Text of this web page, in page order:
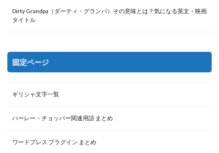
Dirty Grandpa（ダーティ・グランパ）その意味とは？気になる英文・映画
タイトル
固定ページ
ギリシャ文字一覧
ハーレー・チョッパー関連用語 まとめ
ワードプレス プラグイン まとめ